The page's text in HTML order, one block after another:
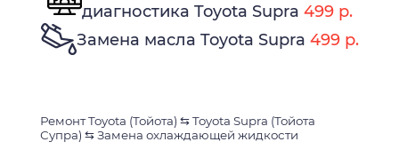
диагностика Toyota Supra 499 р.
Замена масла Toyota Supra 499 р.
Ремонт Toyota (Тойота) ⇆Toyota Supra (Тойота
Супра) ⇆Замена охлаждающей жидкости